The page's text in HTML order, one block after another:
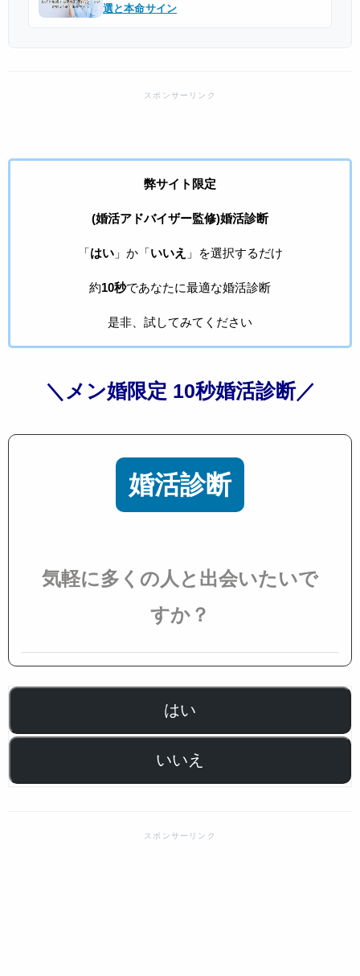
選と本命サイン
弊サイト限定
(婚活アドバイザー監修)婚活診断
「はい」か「いいえ 」を選択するだけ
約10秒であなたに最適な婚活診断
是非、試してみてください
＼メン婚限定 10秒婚活診断／
婚活診断
気軽に多くの人と出会いたいで
すか？
はい
いいえ